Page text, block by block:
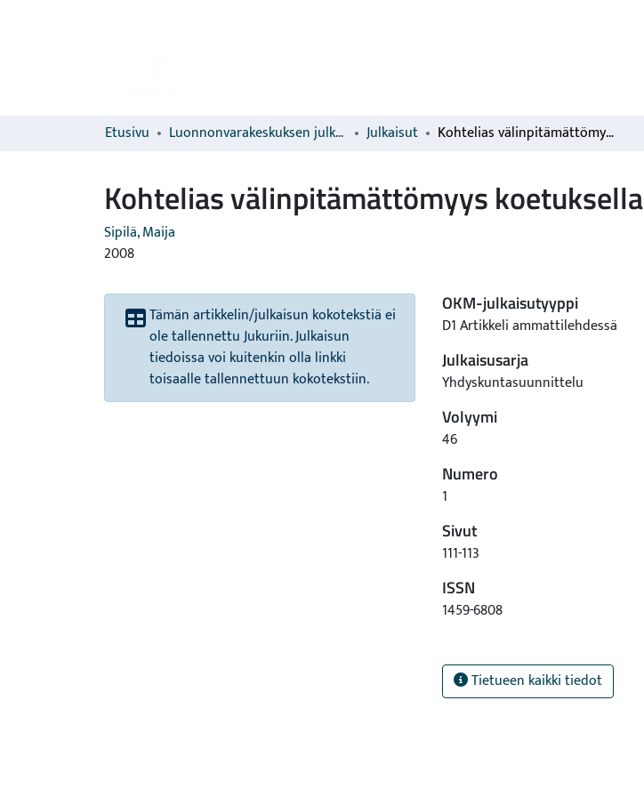
Etusivu Luonnonvarakeskuksen julkaisut Julkaisut Kohtelias välinpitämättömyys koetuksella
Kohtelias välinpitämättömyys koetuksella
Sipilä, Maija
2008
Tämän artikkelin/julkaisun kokotekstiä ei
ole tallennettu Jukuriin. Julkaisun
tiedoissa voi kuitenkin olla linkki
toisaalle tallennettuun kokotekstiin.
OKM-julkaisutyyppi
D1 Artikkeli ammattilehdessä
Julkaisusarja
Yhdyskuntasuunnittelu
Volyymi
46
Numero
1
Sivut
111-113
ISSN
1459-6808
Tietueen kaikki tiedot